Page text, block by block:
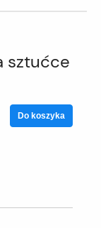
sztućce
Do koszyka